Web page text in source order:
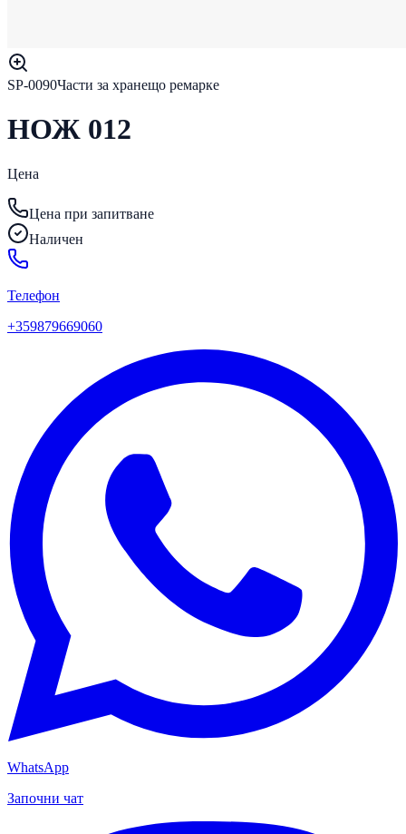
SP-0090Части за хранещо ремарке
НОЖ 012
Цена
Цена при запитване
Наличен
Телефон
+359879669060
WhatsApp
Започни чат